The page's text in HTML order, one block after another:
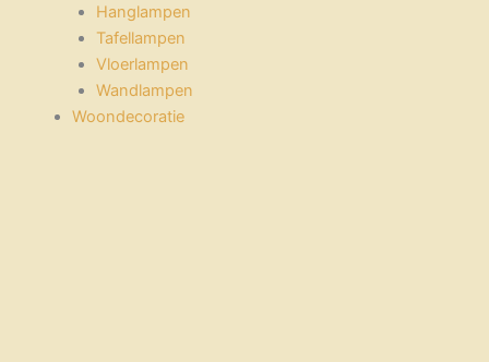
Hanglampen
Tafellampen
Vloerlampen
Wandlampen
Woondecoratie